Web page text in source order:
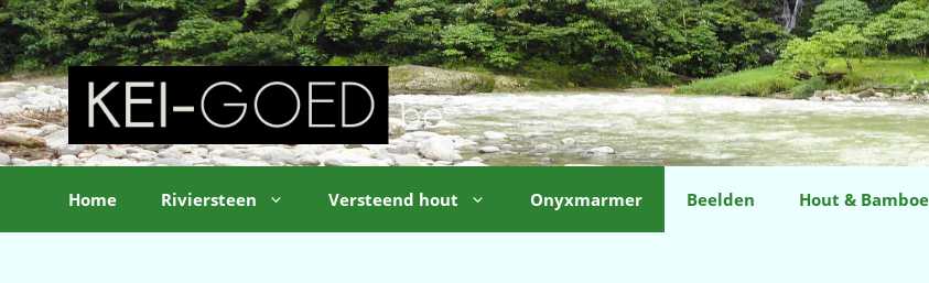
Ga
naar
de
inhoud
Home Riviersteen Versteend hout Onyxmarmer Beelden Hout & Bamboe